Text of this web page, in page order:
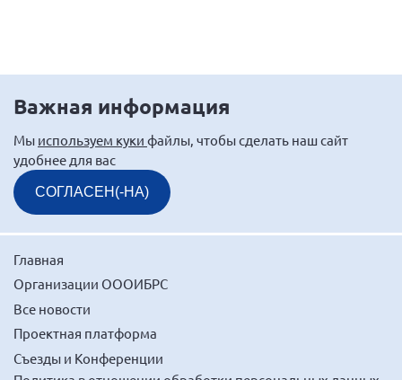
Всероссийская онлайн конференция
"Рассеянный склероз. XX лет работы
Всероссийская конференция-тренинг
"Рассеянный склероз: новые реалии" (26-
29.05.2022)
Общероссийская РС
Алтайский край
Архангельская область
Брянская область
Важная информация
Мы используем куки файлы, чтобы сделать наш сайт
удобнее для вас
СОГЛАСЕН(-НА)
Главная
Организации ОООИБРС
Все новости
Проектная платформа
Съезды и Конференции